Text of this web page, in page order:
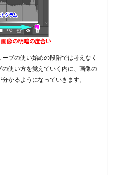
ブの使い始めの段階では考えなく
使い方を覚えていく内に、画像の
かるようになっていきます。